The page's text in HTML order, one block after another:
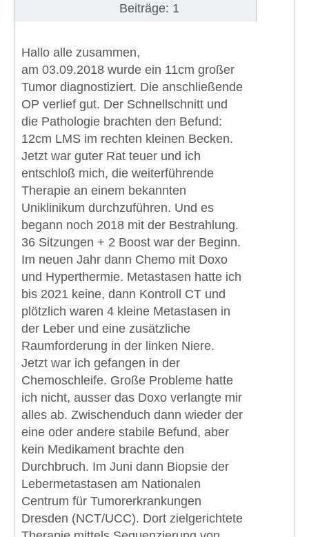
Beiträge: 1
Hallo alle zusammen,
am 03.09.2018 wurde ein 11cm großer
Tumor diagnostiziert. Die anschließende
OP verlief gut. Der Schnellschnitt und
die Pathologie brachten den Befund:
12cm LMS im rechten kleinen Becken.
Jetzt war guter Rat teuer und ich
entschloß mich, die weiterführende
Therapie an einem bekannten
Uniklinikum durchzuführen. Und es
begann noch 2018 mit der Bestrahlung.
36 Sitzungen + 2 Boost war der Beginn.
Im neuen Jahr dann Chemo mit Doxo
und Hyperthermie. Metastasen hatte ich
bis 2021 keine, dann Kontroll CT und
plötzlich waren 4 kleine Metastasen in
der Leber und eine zusätzliche
Raumforderung in der linken Niere.
Jetzt war ich gefangen in der
Chemoschleife. Große Probleme hatte
ich nicht, ausser das Doxo verlangte mir
alles ab. Zwischenduch dann wieder der
eine oder andere stabile Befund, aber
kein Medikament brachte den
Durchbruch. Im Juni dann Biopsie der
Lebermetastasen am Nationalen
Centrum für Tumorerkrankungen
Dresden (NCT/UCC). Dort zielgerichtete